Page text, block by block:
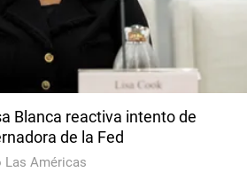
Blanca reactiva intento de
de la Fed
Las Américas